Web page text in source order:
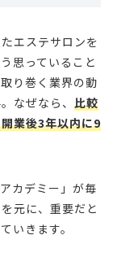
エステサロンを
思っていること
り巻く業界の動
なぜなら、 比較
業後3年以内に9
カデミー」が毎
元に、重要だと
いきます。